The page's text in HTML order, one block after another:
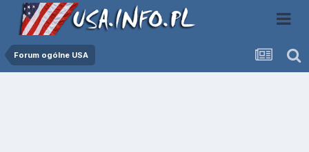
Forum ogólne USA